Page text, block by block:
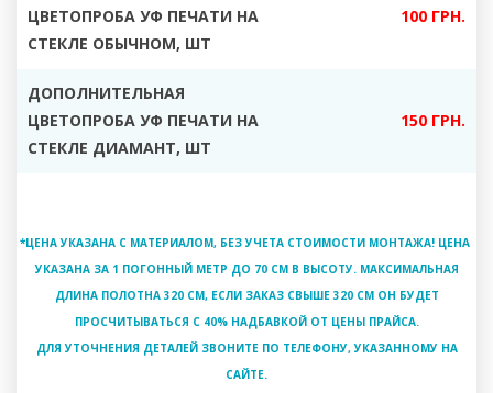
ЦВЕТОПРОБА УФ ПЕЧАТИ НА
СТЕКЛЕ ОБЫЧНОМ, ШТ
100 ГРН.
ДОПОЛНИТЕЛЬНАЯ
ЦВЕТОПРОБА УФ ПЕЧАТИ НА
СТЕКЛЕ ДИАМАНТ, ШТ
150 ГРН.
*ЦЕНА УКАЗАНА С МАТЕРИАЛОМ, БЕЗ УЧЕТА СТОИМОСТИ МОНТАЖА! ЦЕНА
УКАЗАНА ЗА 1 ПОГОННЫЙ МЕТР ДО 70 СМ В ВЫСОТУ. МАКСИМАЛЬНАЯ
ДЛИНА ПОЛОТНА 320 СМ, ЕСЛИ ЗАКАЗ СВЫШЕ 320 СМ ОН БУДЕТ
ПРОСЧИТЫВАТЬСЯ С 40% НАДБАВКОЙ ОТ ЦЕНЫ ПРАЙСА.
ДЛЯ УТОЧНЕНИЯ ДЕТАЛЕЙ ЗВОНИТЕ ПО ТЕЛЕФОНУ, УКАЗАННОМУ НА
САЙТЕ.